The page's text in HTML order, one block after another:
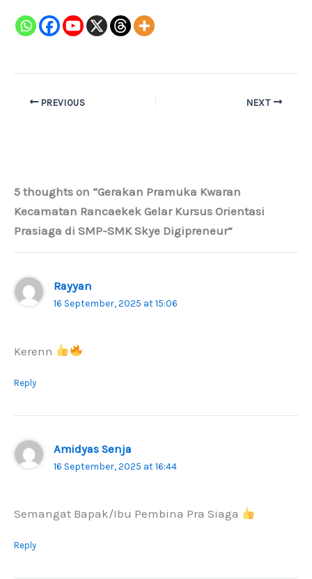
PREVIOUS NEXT
5 thoughts on “Gerakan Pramuka Kwaran
Kecamatan Rancaekek Gelar Kursus Orientasi
Prasiaga di SMP-SMK Skye Digipreneur”
Rayyan
16 September, 2025 at 15:06
Kerenn
Reply
Amidyas Senja
16 September, 2025 at 16:44
Semangat Bapak/Ibu Pembina Pra Siaga
Reply